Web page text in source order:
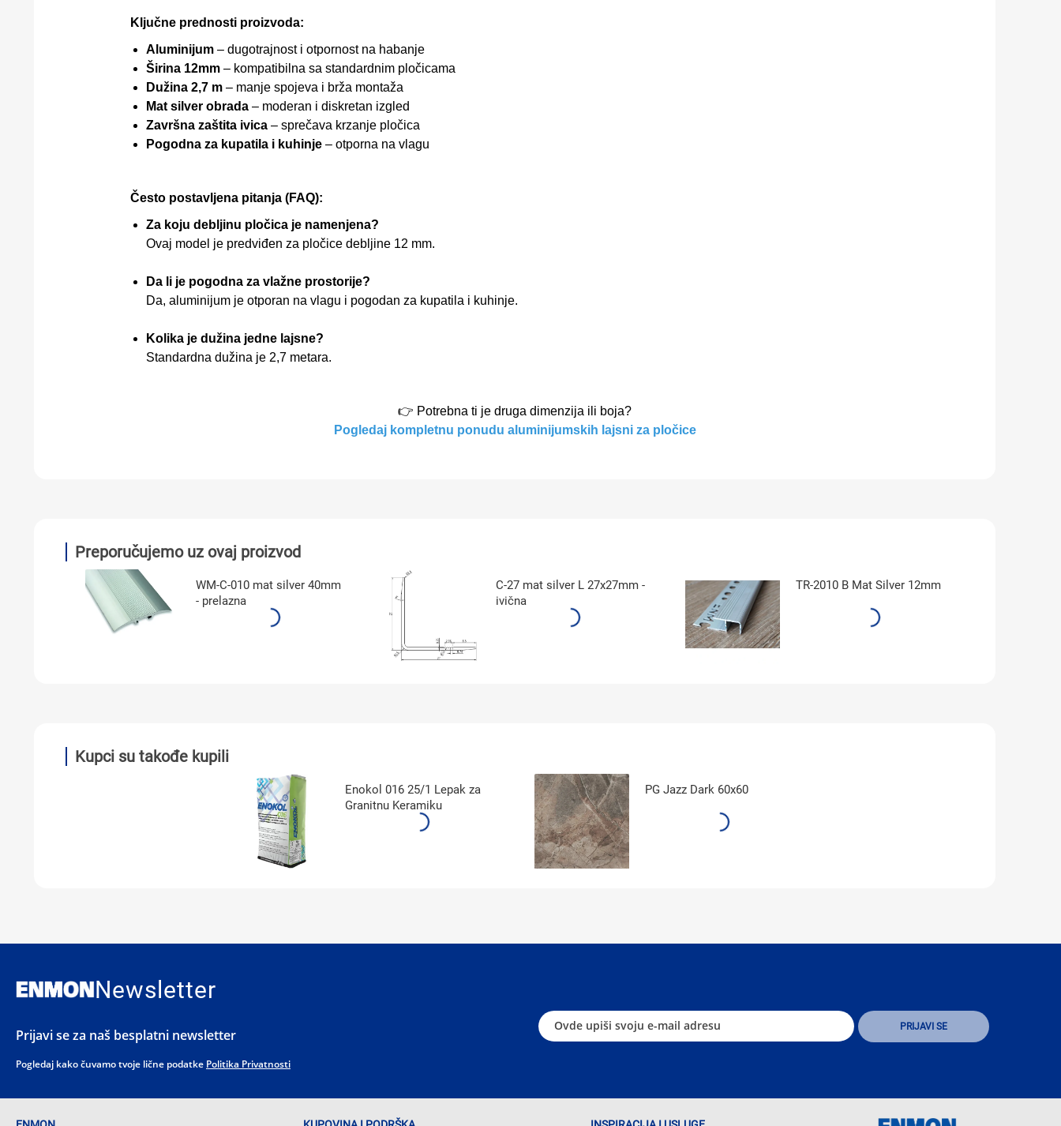
Ključne prednosti proizvoda:
Aluminijum– dugotrajnost i otpornost na habanje
Širina 12mm– kompatibilna sa standardnim pločicama
Dužina 2,7 m– manje spojeva i brža montaža
Mat silver obrada– moderan i diskretan izgled
Završna zaštita ivica– sprečava krzanje pločica
Pogodna za kupatila i kuhinje– otporna na vlagu
Često postavljena pitanja (FAQ):
Za koju debljinu pločica je namenjena?
Ovaj model je predviđen za pločice debljine 12 mm.
Da li je pogodna za vlažne prostorije?
Da, aluminijum je otporan na vlagu i pogodan za kupatila i kuhinje.
Kolika je dužina jedne lajsne?
Standardna dužina je 2,7 metara.
👉 Potrebna ti je druga dimenzija ili boja?
Pogledaj kompletnu ponudu aluminijumskih lajsni za pločice
Preporučujemo uz ovaj proizvod
WM-C-010 mat silver 40mm
- prelazna
C-27 mat silver L 27x27mm -
ivična
TR-2010 B Mat Silver 12mm
Kupci su takođe kupili
Enokol 016 25/1 Lepak za
Granitnu Keramiku
PG Jazz Dark 60x60
Newsletter
Prijavi se za naš besplatni newsletter
Pogledaj kako čuvamo tvoje lične podatke Politika Privatnosti